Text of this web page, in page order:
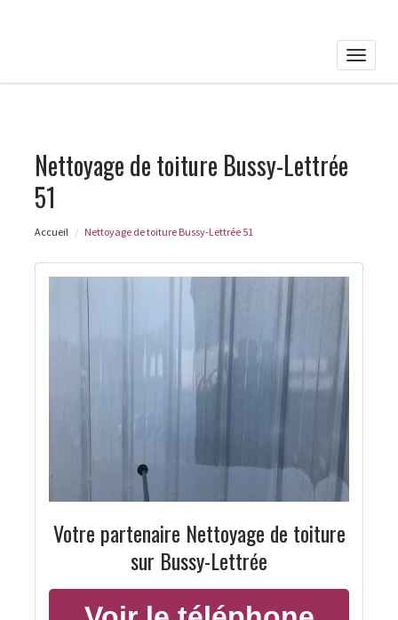
Toggle
Nettoyage de toiture Bussy-Lettrée
51
Accueil Nettoyage de toiture Bussy-Lettrée 51
Votre partenaire Nettoyage de toiture
sur Bussy-Lettrée